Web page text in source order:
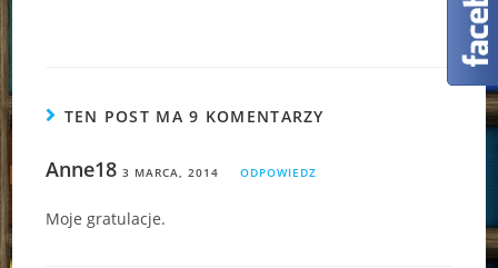
TEN POST MA 9 KOMENTARZY
Anne18 3 MARCA, 2014 ODPOWIEDZ
Moje gratulacje.